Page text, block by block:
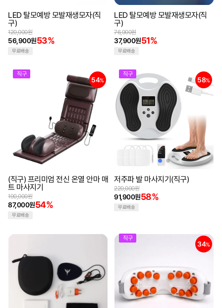
LED 탈모예방 모발재생모자(직
구)
56,900원53%
120,000원
무료배송
LED 탈모예방 모발재생모자(직
구)
37,900원51%
76,900원
무료배송
직구
54%
(직구) 프리미엄 전신 온열 안마 매
트 마사지기
87,000원54%
190,000원
무료배송
직구
58%
저주파 발 마사지기(직구)
91,900원58%
220,000원
무료배송
직구
34%